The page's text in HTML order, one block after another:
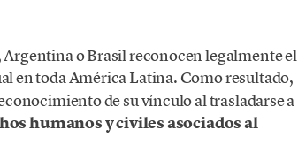
o Brasil reconocen legalmente el
en toda América Latina. Como resultado,
de su vínculo al trasladarse a
humanos y civiles asociados al